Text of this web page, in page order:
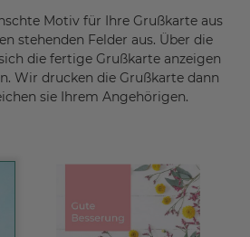
Motiv für Ihre Grußkarte aus
stehenden Felder aus. Über die
die fertige Grußkarte anzeigen
Wir drucken die Grußkarte dann
sie Ihrem Angehörigen.